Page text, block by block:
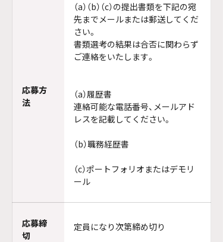
応募方
法
（a）（b）（c）の提出書類を下記の宛
先までメールまたは郵送してくだ
さい。
書類選考の結果は合否に関わらず
ご連絡をいたします。
（a）履歴書
連絡可能な電話番号、メールアド
レスを記載してください。
（b）職務経歴書
（c）ポートフォリオまたはデモリ
ール
応募締
切
定員になり次第締め切り